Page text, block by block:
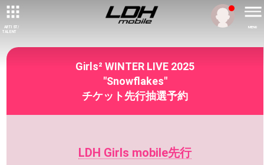
ARTIST/
TALENT
MENU
Girls² WINTER LIVE 2025
"Snowflakes"
チケット先行抽選予約
LDH Girls mobile先行